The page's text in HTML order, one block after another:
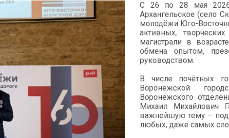
С 26 по 28 мая 2026
Архангельское (село
молодёжи Юго-
активных,
магистрали в
обмена опытом,
руководством.
В числе почётных
Воронежской
Воронежского
Михаил Михайлович
важнейшую тему —
любых, даже самых